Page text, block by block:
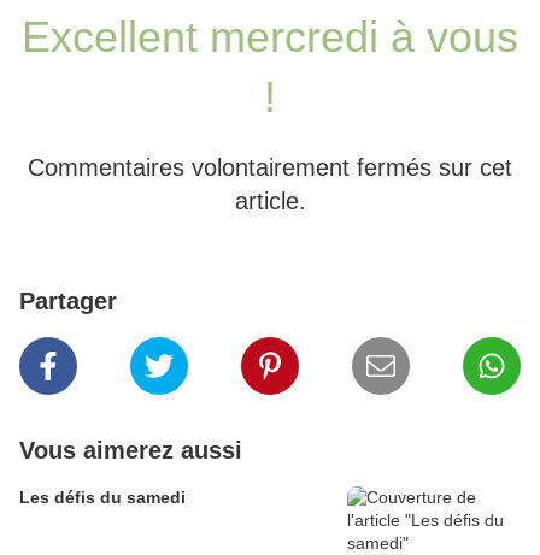
Excellent mercredi à vous
!
Commentaires volontairement fermés sur cet
article.
Partager
Vous aimerez aussi
Les défis du samedi